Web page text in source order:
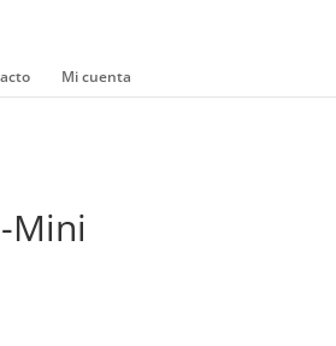
Mi cuenta
Mini